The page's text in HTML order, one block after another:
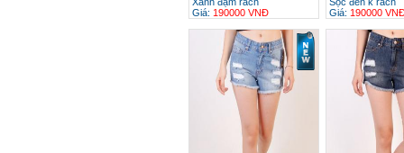
Giá: 190000 VNĐ
Giá: 190000